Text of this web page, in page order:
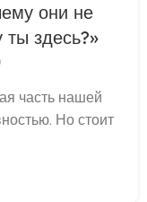
они не
здесь?»
часть нашей
Но стоит